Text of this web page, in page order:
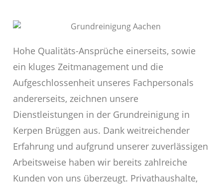
Hohe Qualitäts-Ansprüche einerseits, sowie
ein kluges Zeitmanagement und die
Aufgeschlossenheit unseres Fachpersonals
andererseits, zeichnen unsere
Dienstleistungen in der Grundreinigung in
Kerpen Brüggen aus. Dank weitreichender
Erfahrung und aufgrund unserer zuverlässigen
Arbeitsweise haben wir bereits zahlreiche
Kunden von uns überzeugt. Privathaushalte,